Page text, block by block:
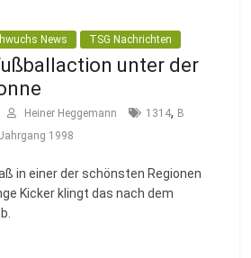
News TSG Nachrichten
unter der
Heiner Heggemann 1314, B
Jahrgang 1998
in einer der schönsten Regionen
Kicker klingt das nach dem